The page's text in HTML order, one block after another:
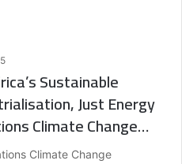
Sustainable
Just Energy
Climate Change
Climate Change